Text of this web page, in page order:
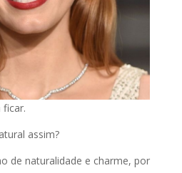
ficar.
assim?
de naturalidade e charme, por